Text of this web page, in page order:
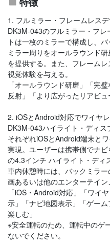
1. フルミラー・フレームレス
DK3M-043のフルミラー・フ
トは一枚のミラーで構成し、
ミラー周りをオールラウンド
を提供する。また、フレーム
視覚体験を与える。
「オールラウンド研磨」「完
反射」「より広がったリアビュ
2. iOSとAndroid対応でワイヤ
DK3M-043ハイライト・ディ
それぞれiOSとAndroid端末と
実現。ユーザーは携帯側でナ
の4.3インチ ハイライト・ディ
車内休憩時には、バックミラ
画あるいは他のエンターテイン
「iOS・Android対応」「ワイ
示」「ナビ地図表示」「ゲー
楽しむ」
※安全運転のため、運転中のゲ
ないでください。